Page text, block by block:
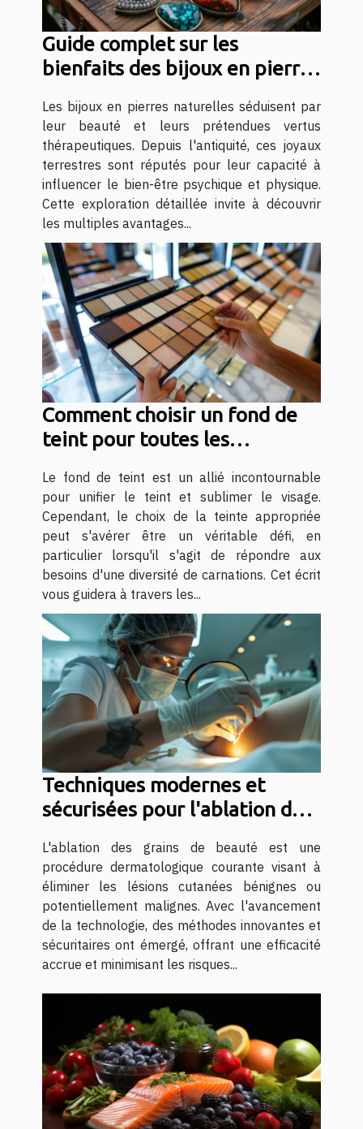
Guide complet sur les
bienfaits des bijoux en pierres
Les bijoux en pierres naturelles séduisent par
leur beauté et leurs prétendues vertus
thérapeutiques. Depuis l'antiquité, ces joyaux
terrestres sont réputés pour leur capacité à
influencer le bien-être psychique et physique.
Cette exploration détaillée invite à découvrir
les multiples avantages...
Comment choisir un fond de
teint pour toutes les
Le fond de teint est un allié incontournable
pour unifier le teint et sublimer le visage.
Cependant, le choix de la teinte appropriée
peut s'avérer être un véritable défi, en
particulier lorsqu'il s'agit de répondre aux
besoins d'une diversité de carnations. Cet écrit
vous guidera à travers les...
Techniques modernes et
sécurisées pour l'ablation des
L'ablation des grains de beauté est une
procédure dermatologique courante visant à
éliminer les lésions cutanées bénignes ou
potentiellement malignes. Avec l'avancement
de la technologie, des méthodes innovantes et
sécuritaires ont émergé, offrant une efficacité
accrue et minimisant les risques...